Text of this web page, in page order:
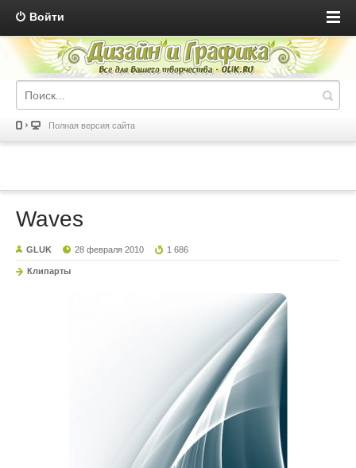
Войти
Полная версия сайта
Waves
GLUK 28 февраля 2010 1 686
Клипарты